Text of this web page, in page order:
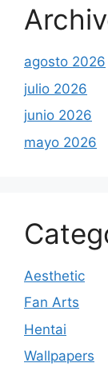
agosto 2026
julio 2026
junio 2026
mayo 2026
Aesthetic
Fan Arts
Hentai
Wallpapers